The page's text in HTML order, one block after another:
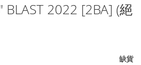
BLAST 2022 [2BA] (絕
缺貨